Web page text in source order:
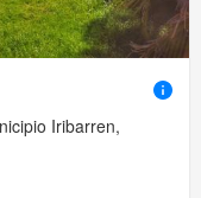
Iribarren,